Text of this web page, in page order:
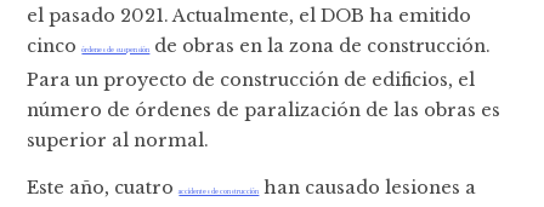
el pasado 2021. Actualmente, el DOB ha emitido
cincoórdenes de suspensión
de obras en la zona de construcción.
Para un proyecto de construcción de edificios, el
número de órdenes de paralización de las obras es
superior al normal.
Este año, cuatroaccidentes de construcción
han causado lesiones a